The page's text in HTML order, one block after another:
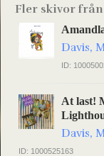
Fler skivor
Davis,
ID:
At last!
Davis,
ID: 1000525163